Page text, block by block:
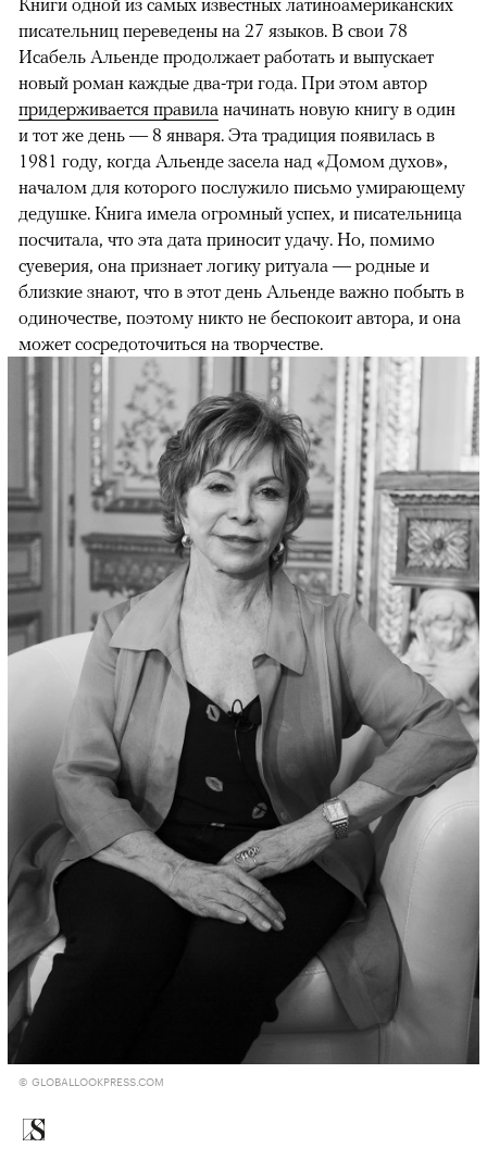
Книги одной из самых известных латиноамериканских
писательниц переведены на 27 языков. В свои 78
Исабель Альенде продолжает работать и выпускает
новый роман каждые два-три года. При этом автор
придерживается правила начинать новую книгу в один
и тот же день — 8 января. Эта традиция появилась в
1981 году, когда Альенде засела над «Домом духов»,
началом для которого послужило письмо умирающему
дедушке. Книга имела огромный успех, и писательница
посчитала, что эта дата приносит удачу. Но, помимо
суеверия, она признает логику ритуала — родные и
близкие знают, что в этот день Альенде важно побыть в
одиночестве, поэтому никто не беспокоит автора, и она
может сосредоточиться на творчестве.
© GLOBALLOOKPRESS.COM